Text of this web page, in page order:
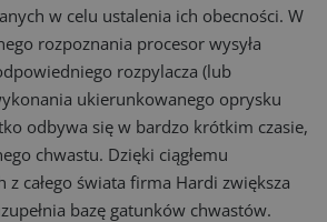
w celu ustalenia ich obecności. W
rozpoznania procesor wysyła
rozpylacza (lub
ukierunkowanego oprysku
odbywa się w bardzo krótkim czasie,
chwastu. Dzięki ciągłemu
z całego świata firma Hardi zwiększa
bazę gatunków chwastów.